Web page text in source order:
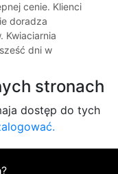
cenie. Klienci
doradza
Kwiaciarnia
dni w
stronach
dostęp do tych
?